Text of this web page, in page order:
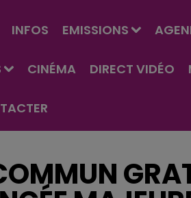
INFOS EMISSIONS
CINÉMA DIRECT VIDÉO